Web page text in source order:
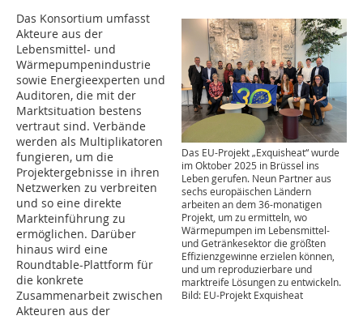
Das EU-Projekt „Exquisheat“ wurde
im Oktober 2025 in Brüssel ins
Leben gerufen. Neun Partner aus
sechs europäischen Ländern
arbeiten an dem 36-monatigen
Projekt, um zu ermitteln, wo
Wärmepumpen im Lebensmittel-
und Getränkesektor die größten
Effizienzgewinne erzielen können,
und um reproduzierbare und
marktreife Lösungen zu entwickeln.
Bild: EU-Projekt Exquisheat
Das Konsortium umfasst
Akteure aus der
Lebensmittel- und
Wärmepumpenindustrie
sowie Energieexperten und
Auditoren, die mit der
Marktsituation bestens
vertraut sind. Verbände
werden als Multiplikatoren
fungieren, um die
Projektergebnisse in ihren
Netzwerken zu verbreiten
und so eine direkte
Markteinführung zu
ermöglichen. Darüber
hinaus wird eine
Roundtable-Plattform für
die konkrete
Zusammenarbeit zwischen
Akteuren aus der